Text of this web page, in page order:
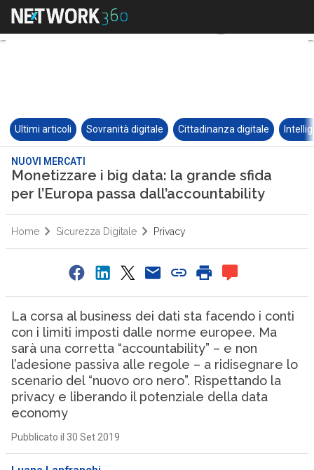
Ultimi articoli Sovranità digitale Cittadinanza digitale
NUOVI MERCATI
Monetizzare i big data: la grande sfida
per l’Europa passa dall’accountability
Home Sicurezza Digitale Privacy
La corsa al business dei dati sta facendo i conti
con i limiti imposti dalle norme europee. Ma
sarà una corretta “accountability” – e non
l’adesione passiva alle regole – a ridisegnare lo
scenario del “nuovo oro nero”. Rispettando la
privacy e liberando il potenziale della data
economy
Pubblicato il 30 Set 2019